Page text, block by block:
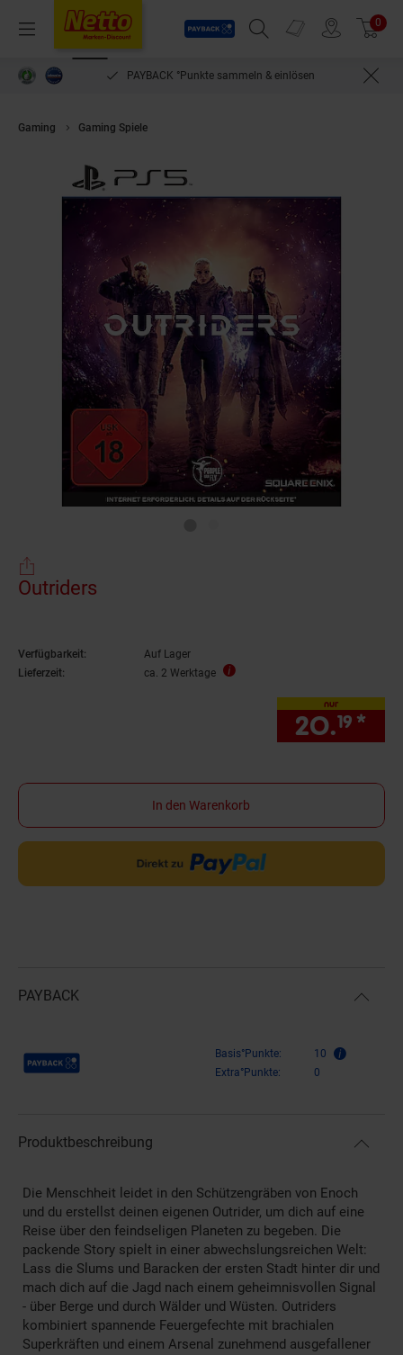
Menü
Payback
Suchfeld einblenden
Prospekte 0
PAYBACK °Punkte sammeln & einlösen
Gaming Gaming Spiele
Outriders
Verfügbarkeit:
Auf Lager
Lieferzeit:
ca. 2 Werktage
nur
20.19 *
In den Warenkorb
PAYBACK
Payback Punkte Basis°Punkte:
10
Extra°Punkte:
0
Produktbeschreibung
Die Menschheit leidet in den Schützengräben von Enoch
und du erstellst deinen eigenen Outrider, um dich auf eine
Reise über den feindseligen Planeten zu begeben. Die
packende Story spielt in einer abwechslungsreichen Welt:
Lass die Slums und Baracken der ersten Stadt hinter dir und
mach dich auf die Jagd nach einem geheimnisvollen Signal
- über Berge und durch Wälder und Wüsten. Outriders
kombiniert spannende Feuergefechte mit brachialen
Superkräften und einem Arsenal zunehmend ausgefallener